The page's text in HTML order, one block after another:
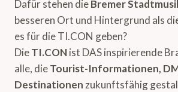
Dafür stehen dieBremer
besseren Ort und Hintergrund als
es für die TI.CON geben?
DieTI.CONist DAS inspirierende
alle, dieTourist-Informationen,
Destinationen zukunftsfähig